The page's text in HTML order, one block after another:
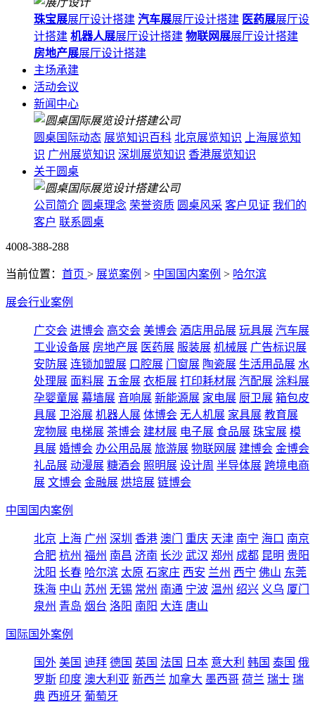
珠宝展展厅设计搭建 汽车展展厅设计搭建 医药展展厅设
计搭建 机器人展展厅设计搭建 物联网展展厅设计搭建
房地产展展厅设计搭建
主场承建
活动会议
新闻中心
圆桌国际动态 展览知识百科 北京展览知识
上海展览知
识 广州展览知识 深圳展览知识 香港展览知识
关于圆桌
公司简介 圆桌理念 荣誉资质 圆桌风采 客户见证 我们的
客户 联系圆桌
4008-388-288
当前位置： 首页 > 展览案例 > 中国国内案例 > 哈尔滨
展会行业案例
广交会 进博会 高交会 美博会 酒店用品展 玩具展 汽车展
工业设备展 房地产展 医药展 服装展 机械展 广告标识展
安防展 连锁加盟展 口腔展 门窗展 陶瓷展 生活用品展 水
处理展 面料展 五金展 衣柜展 打印耗材展 汽配展 涂料展
孕婴童展 幕墙展 音响展 新能源展 家电展 厨卫展 箱包皮
具展 卫浴展 机器人展 体博会 无人机展 家具展 教育展
宠物展 电梯展 茶博会 建材展 电子展 食品展 珠宝展 模
具展 婚博会 办公用品展 旅游展 物联网展 建博会 金博会
礼品展 动漫展 糖酒会 照明展 设计周 半导体展 跨境电商
展 文博会 金融展 烘培展 链博会
中国国内案例
北京 上海 广州 深圳 香港 澳门 重庆 天津 南宁 海口 南京
合肥 杭州 福州 南昌 济南 长沙 武汉 郑州 成都 昆明 贵阳
沈阳 长春 哈尔滨 太原 石家庄 西安 兰州 西宁 佛山 东莞
珠海 中山 苏州 无锡 常州 南通 宁波 温州 绍兴 义乌 厦门
泉州 青岛 烟台 洛阳 南阳 大连 唐山
国际国外案例
国外 美国 迪拜 德国 英国 法国 日本 意大利 韩国 泰国 俄
罗斯 印度 澳大利亚 新西兰 加拿大 墨西哥 荷兰 瑞士 瑞
典 西班牙 葡萄牙